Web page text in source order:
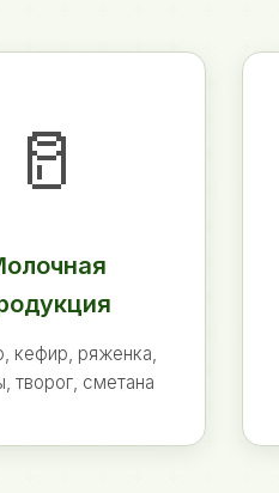
🥛
кефир, ряженка,
творог, сметана